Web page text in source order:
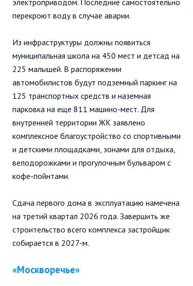
электроприводом. Последние самостоятельно
перекроют воду в случае аварии.
Из инфраструктуры должны появиться
муниципальная школа на 450 мест и детсад на
225 малышей. В распоряжении
автомобилистов будут подземный паркинг на
125 транспортных средств и наземная
парковка на еще 811 машино-мест. Для
внутренней территории ЖК заявлено
комплексное благоустройство со спортивными
и детскими площадками, зонами для отдыха,
велодорожками и прогулочным бульваром с
кофе-пойнтами.
Сдача первого дома в эксплуатацию намечена
на третий квартал 2026 года. Завершить же
строительство всего комплекса застройщик
собирается в 2027-м.
«Москворечье»